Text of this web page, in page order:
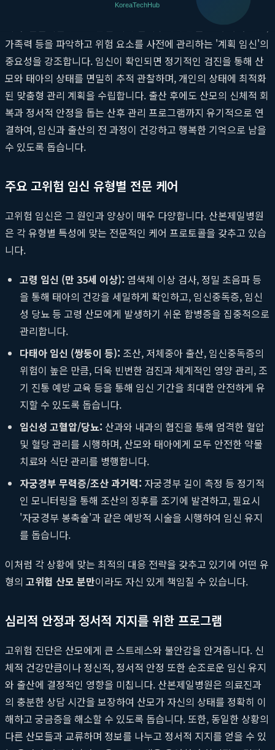
고위험 임신 관리는 임신이 확인된 순간부터 시작되는 것이 아닙
니다. 산본제일병원은 임신 계획 단계부터 상담을 통해 과거 병력,
가족력 등을 파악하고 위험 요소를 사전에 관리하는 '계획 임신'의
중요성을 강조합니다. 임신이 확인되면 정기적인 검진을 통해 산
모와 태아의 상태를 면밀히 추적 관찰하며, 개인의 상태에 최적화
된 맞춤형 관리 계획을 수립합니다. 출산 후에도 산모의 신체적 회
복과 정서적 안정을 돕는 산후 관리 프로그램까지 유기적으로 연
결하여, 임신과 출산의 전 과정이 건강하고 행복한 기억으로 남을
수 있도록 돕습니다.
주요 고위험 임신 유형별 전문 케어
고위험 임신은 그 원인과 양상이 매우 다양합니다. 산본제일병원
은 각 유형별 특성에 맞는 전문적인 케어 프로토콜을 갖추고 있습
니다.
고령 임신 (만 35세 이상): 염색체 이상 검사, 정밀 초음파 등
을 통해 태아의 건강을 세밀하게 확인하고, 임신중독증, 임신
성 당뇨 등 고령 산모에게 발생하기 쉬운 합병증을 집중적으로
관리합니다.
다태아 임신 (쌍둥이 등): 조산, 저체중아 출산, 임신중독증의
위험이 높은 만큼, 더욱 빈번한 검진과 체계적인 영양 관리, 조
기 진통 예방 교육 등을 통해 임신 기간을 최대한 안전하게 유
지할 수 있도록 돕습니다.
임신성 고혈압/당뇨: 산과와 내과의 협진을 통해 엄격한 혈압
및 혈당 관리를 시행하며, 산모와 태아에게 모두 안전한 약물
치료와 식단 관리를 병행합니다.
자궁경부 무력증/조산 과거력: 자궁경부 길이 측정 등 정기적
인 모니터링을 통해 조산의 징후를 조기에 발견하고, 필요시
'자궁경부 봉축술'과 같은 예방적 시술을 시행하여 임신 유지
를 돕습니다.
이처럼 각 상황에 맞는 최적의 대응 전략을 갖추고 있기에 어떤 유
형의 고위험 산모 분만이라도 자신 있게 책임질 수 있습니다.
심리적 안정과 정서적 지지를 위한 프로그램
고위험 진단은 산모에게 큰 스트레스와 불안감을 안겨줍니다. 신
체적 건강만큼이나 정신적, 정서적 안정 또한 순조로운 임신 유지
와 출산에 결정적인 영향을 미칩니다. 산본제일병원은 의료진과
의 충분한 상담 시간을 보장하여 산모가 자신의 상태를 정확히 이
해하고 궁금증을 해소할 수 있도록 돕습니다. 또한, 동일한 상황의
다른 산모들과 교류하며 정보를 나누고 정서적 지지를 얻을 수 있